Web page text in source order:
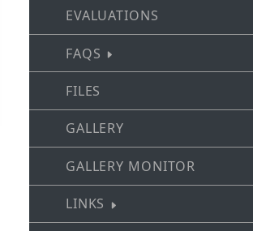
EVALUATIONS
FAQS
FILES
GALLERY
GALLERY MONITOR
LINKS